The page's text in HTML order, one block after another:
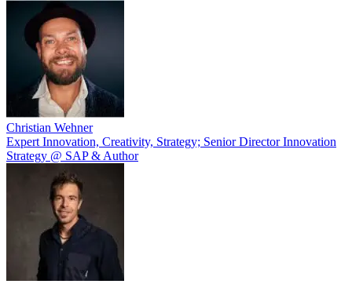
Christian Wehner
Expert Innovation, Creativity, Strategy; Senior Director Innovation
Strategy @ SAP & Author